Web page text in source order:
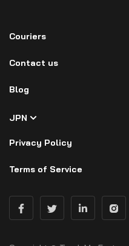
Couriers
Contact us
Blog
JPN
Privacy Policy
Terms of Service